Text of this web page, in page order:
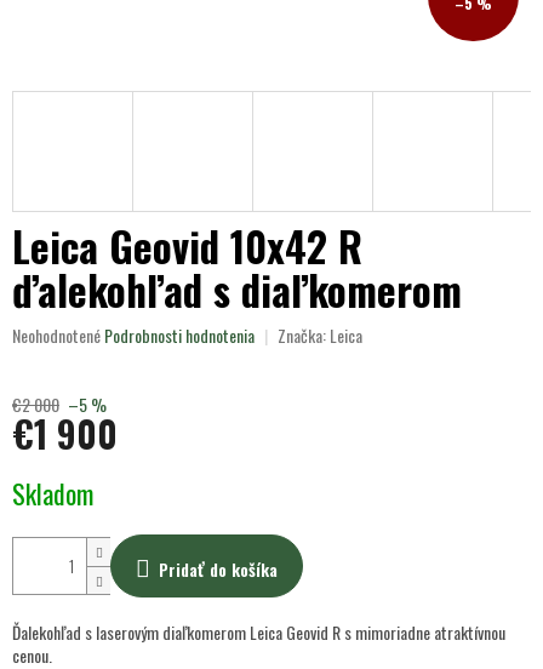
Leica Geovid 10x42 R
ďalekohľad s diaľkomerom
Priemerné
je
0,0
z
hviezdičiek.
NeohodnotenéPodrobnosti hodnotenia Značka:Leica
€2 000 –5 %
€1 900
cena:
Skladom
Pridať do košíka
Ďalekohľad s laserovým diaľkomerom Leica Geovid R s mimoriadne atraktívnou
cenou.